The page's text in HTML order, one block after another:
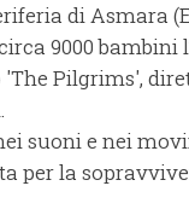
di Asmara
9000 bambini
Pilgrims',
suoni e nei
per la